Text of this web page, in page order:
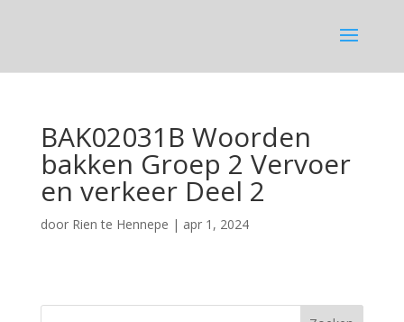
BAK02031B Woorden
bakken Groep 2 Vervoer
en verkeer Deel 2
door Rien te Hennepe | apr 1, 2024